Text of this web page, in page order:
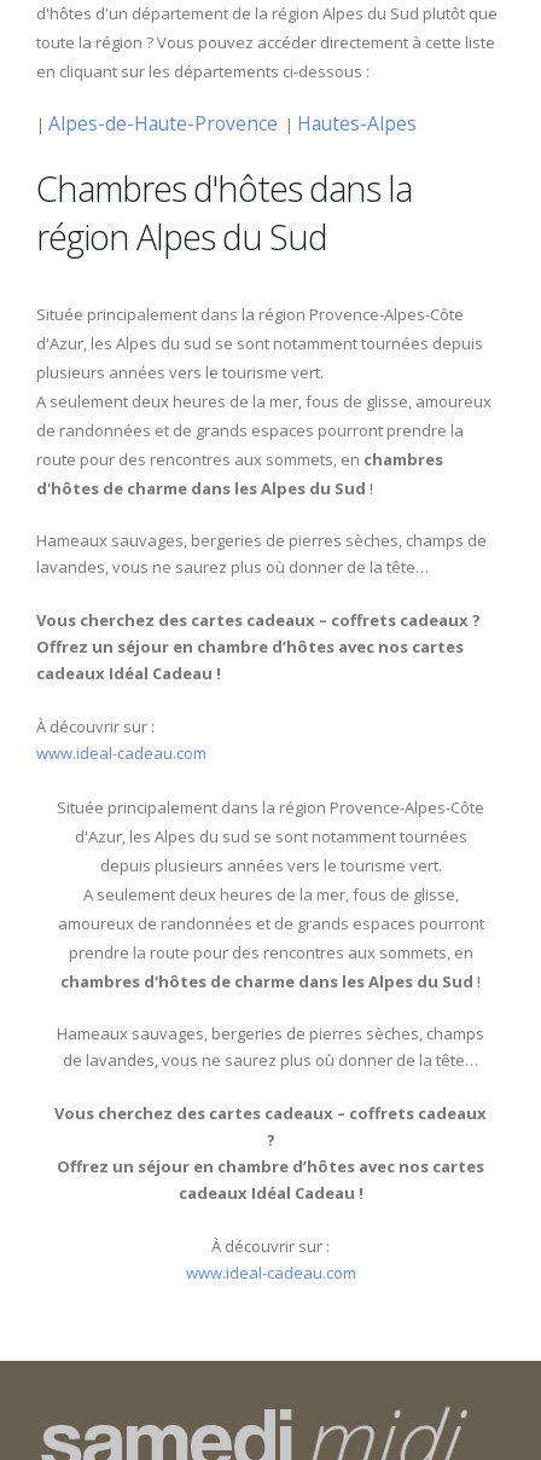
d'hôtes d'un département de la région Alpes du Sud plutôt que
toute la région ? Vous pouvez accéder directement à cette liste
en cliquant sur les départements ci-dessous :
| Alpes-de-Haute-Provence | Hautes-Alpes
Chambres d'hôtes dans la
région Alpes du Sud
Située principalement dans la région Provence-Alpes-Côte
d'Azur, les Alpes du sud se sont notamment tournées depuis
plusieurs années vers le tourisme vert.
A seulement deux heures de la mer, fous de glisse, amoureux
de randonnées et de grands espaces pourront prendre la
route pour des rencontres aux sommets, en chambres
d'hôtes de charme dans les Alpes du Sud !
Hameaux sauvages, bergeries de pierres sèches, champs de
lavandes, vous ne saurez plus où donner de la tête…
Vous cherchez des cartes cadeaux – coffrets cadeaux ?
Offrez un séjour en chambre d’hôtes avec nos cartes
cadeaux Idéal Cadeau !
À découvrir sur :
www.ideal-cadeau.com
Située principalement dans la région Provence-Alpes-Côte
d'Azur, les Alpes du sud se sont notamment tournées
depuis plusieurs années vers le tourisme vert.
A seulement deux heures de la mer, fous de glisse,
amoureux de randonnées et de grands espaces pourront
prendre la route pour des rencontres aux sommets, en
chambres d'hôtes de charme dans les Alpes du Sud !
Hameaux sauvages, bergeries de pierres sèches, champs
de lavandes, vous ne saurez plus où donner de la tête…
Vous cherchez des cartes cadeaux – coffrets cadeaux
?
Offrez un séjour en chambre d’hôtes avec nos cartes
cadeaux Idéal Cadeau !
À découvrir sur :
www.ideal-cadeau.com